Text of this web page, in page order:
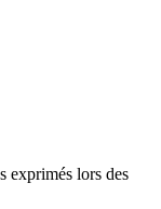
exprimés lors des